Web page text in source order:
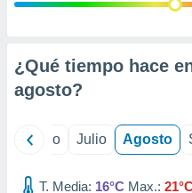
e
mediante
publicidad
¿Qué tiempo hace
agosto?
Junio Julio Agosto
T. Media: 16°C Max.: